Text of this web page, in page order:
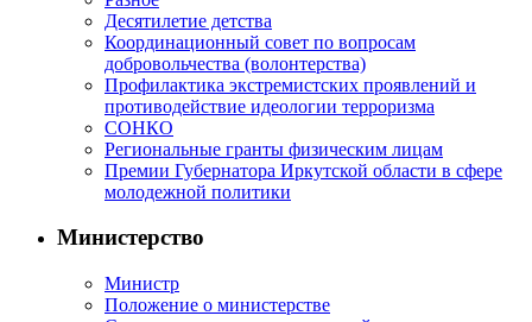
Десятилетие детства
Координационный совет по вопросам
добровольчества (волонтерства)
Профилактика экстремистских проявлений и
противодействие идеологии терроризма
СОНКО
Региональные гранты физическим лицам
Премии Губернатора Иркутской области в сфере
молодежной политики
Министерство
Министр
Положение о министерстве